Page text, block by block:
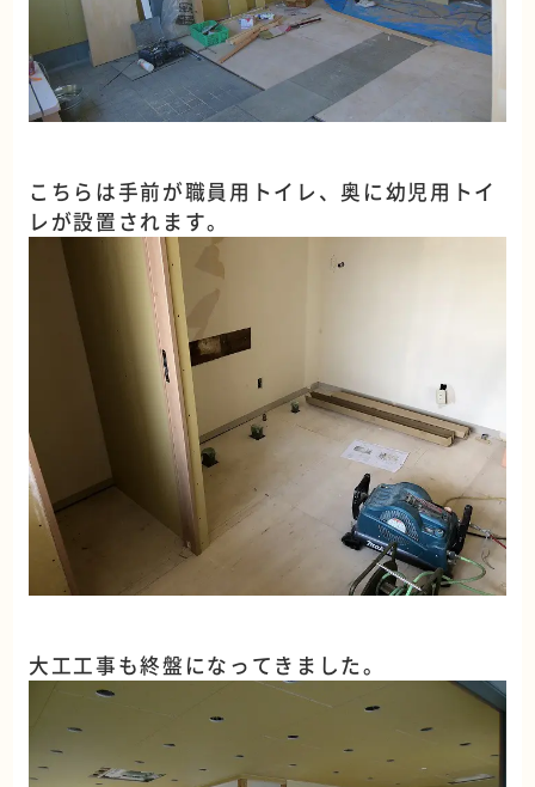
こちらは手前が職員用トイレ、奥に幼児用トイ
レが設置されます。
大工工事も終盤になってきました。